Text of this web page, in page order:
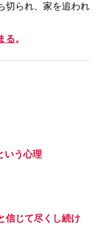
切られ、家を追われ
る。
いう心理
信じて尽くし続け